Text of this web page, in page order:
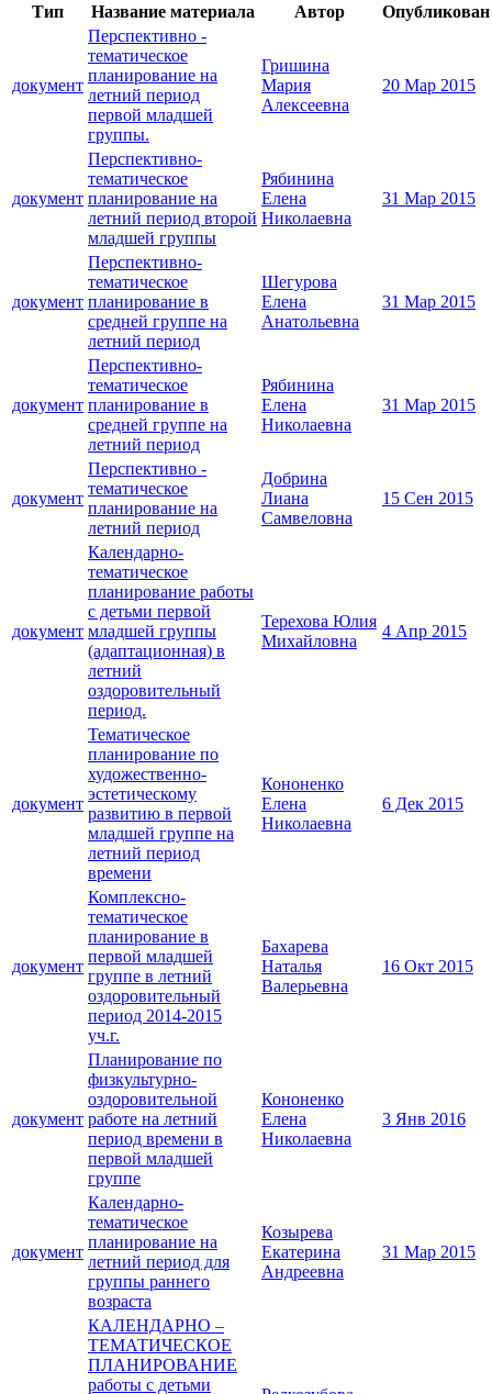
Тип
Название материала Автор Опубликован
документ
Перспективно -
тематическое
планирование на
летний период
первой младшей
группы.
Гришина
Мария
Алексеевна
20 Мар 2015
документ
Перспективно-
тематическое
планирование на
летний период второй
младшей группы
Рябинина
Елена
Николаевна
31 Мар 2015
документ
Перспективно-
тематическое
планирование в
средней группе на
летний период
Шегурова
Елена
Анатольевна
31 Мар 2015
документ
Перспективно-
тематическое
планирование в
средней группе на
летний период
Рябинина
Елена
Николаевна
31 Мар 2015
документ
Перспективно -
тематическое
планирование на
летний период
Добрина
Лиана
Самвеловна
15 Сен 2015
документ
Календарно-
тематическое
планирование работы
с детьми первой
младшей группы
(адаптационная) в
летний
оздоровительный
период.
Терехова Юлия
Михайловна
4 Апр 2015
документ
Тематическое
планирование по
художественно-
эстетическому
развитию в первой
младшей группе на
летний период
времени
Кононенко
Елена
Николаевна
6 Дек 2015
документ
Комплексно-
тематическое
планирование в
первой младшей
группе в летний
оздоровительный
период 2014-2015
уч.г.
Бахарева
Наталья
Валерьевна
16 Окт 2015
документ
Планирование по
физкультурно-
оздоровительной
работе на летний
период времени в
первой младшей
группе
Кононенко
Елена
Николаевна
3 Янв 2016
документ
Календарно-
тематическое
планирование на
летний период для
группы раннего
возраста
Козырева
Екатерина
Андреевна
31 Мар 2015
КАЛЕНДАРНО –
ТЕМАТИЧЕСКОЕ
ПЛАНИРОВАНИЕ
работы с детьми